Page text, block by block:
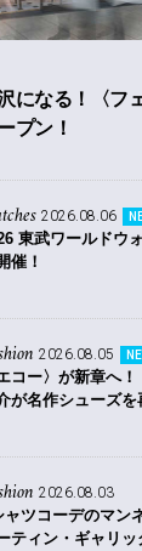
になる！〈フ
プン！
2026.08.06
東武ワールドウ
催！
2026.08.05
エコー〉が新章へ
が名作シューズを
2026.08.03
ャツコーデのマン
ティン・ギャリ